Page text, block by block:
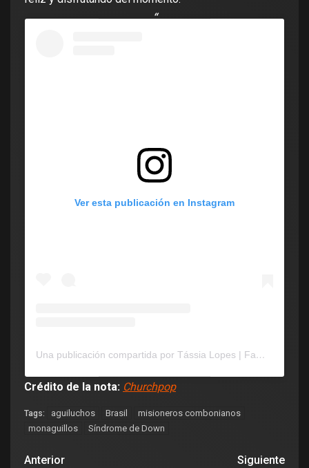
Ver esta publicación en Instagram
Una publicación compartida por Tássia Lopes | Família & Inclusão (@tassiaefamilia)
Crédito de la nota: Churchpop
Tags: aguiluchos Brasil
misioneros combonianos
monaguillos
Síndrome de Down
Anterior
Siguiente